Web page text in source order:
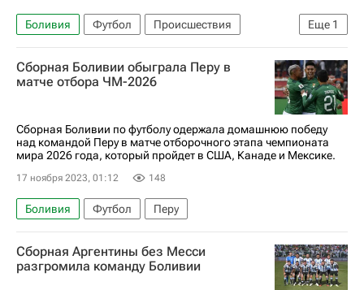
Еще 1
Боливия Футбол
Происшествия
Вокруг спорта
Сборная Боливии обыграла Перу в
матче отбора ЧМ-2026
Сборная Боливии по футболу одержала домашнюю победу
над командой Перу в матче отборочного этапа чемпионата
мира 2026 года, который пройдет в США, Канаде и Мексике.
17 ноября 2023, 01:12 148
Боливия Футбол Перу
Сборная Аргентины без Месси
разгромила команду Боливии